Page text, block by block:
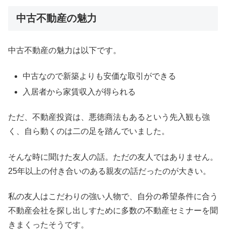
中古不動産の魅力
中古不動産の魅力は以下です。
中古なので新築よりも安価な取引ができる
入居者から家賃収入が得られる
ただ、不動産投資は、悪徳商法もあるという先入観も強
く、自ら動くのは二の足を踏んでいました。
そんな時に聞けた友人の話。ただの友人ではありません。
25年以上の付き合いのある親友の話だったのが大きい。
私の友人はこだわりの強い人物で、自分の希望条件に合う
不動産会社を探し出しすために多数の不動産セミナーを聞
きまくったそうです。